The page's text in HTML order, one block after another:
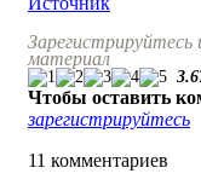
материал
Чтобы оставить
зарегистрируйтесь
11 комментариев